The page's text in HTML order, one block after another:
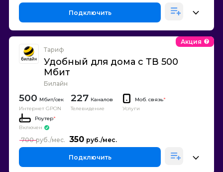
Подключить
Тариф
Удобный для дома с ТВ 500
Мбит
Билайн
Акция
500
Интернет GPON
227 Каналов
Телевидение
Моб. связь*
Услуги
Роутер*
Включен
350
700
Подключить